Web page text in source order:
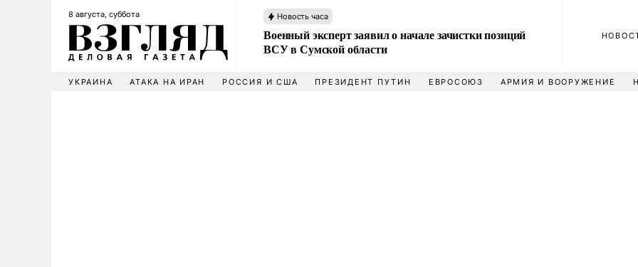
8 августа, суббота Новость часа
Военный эксперт заявил о начале зачистки позиций
ВСУ в Сумской области
УКРАИНА АТАКА НА ИРАН РОССИЯ И США ПРЕЗИДЕНТ ПУТИН ЕВРОСОЮЗ АРМИЯ И ВООРУЖЕНИЕ